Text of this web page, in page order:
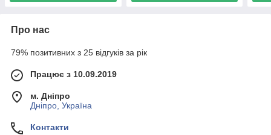
Про нас
79% позитивних з 25 відгуків за рік
Працює з 10.09.2019
м. Дніпро
Дніпро, Україна
Контакти